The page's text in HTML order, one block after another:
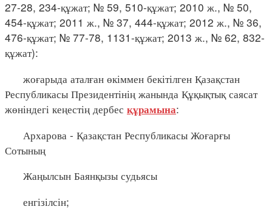
27-28, 234-құжат; № 59, 510-құжат; 2010 ж., № 50,
454-құжат; 2011 ж., № 37, 444-құжат; 2012 ж., № 36,
476-құжат; № 77-78, 1131-құжат; 2013 ж., № 62, 832-
құжат):
жоғарыда аталған өкіммен бекітілген Қазақстан
Республикасы Президентінің жанында Құқықтық саясат
жөніндегі кеңестің дербес құрамына:
Архарова - Қазақстан Республикасы Жоғарғы
Сотының
Жаңылсын Баянқызы судьясы
енгізілсін;